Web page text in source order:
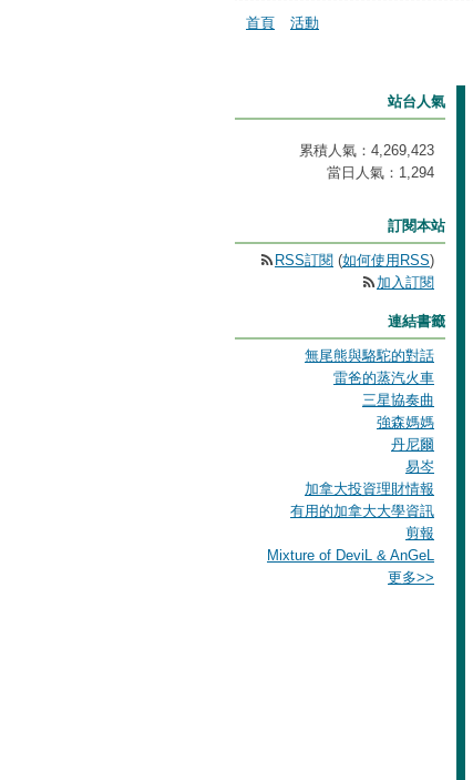
首頁 活動
站台人氣
累積人氣： 4,269,423
當日人氣： 1,294
訂閱本站
RSS訂閱 (如何使用RSS)
加入訂閱
連結書籤
無尾熊與駱駝的對話
雷爸的蒸汽火車
三星協奏曲
強森媽媽
丹尼爾
易岑
加拿大投資理財情報
有用的加拿大大學資訊
剪報
Mixture of DeviL & AnGeL
更多>>